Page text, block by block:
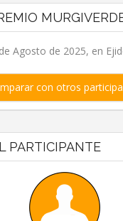
Agosto de 2025, en
con otros
PARTICIPANTE